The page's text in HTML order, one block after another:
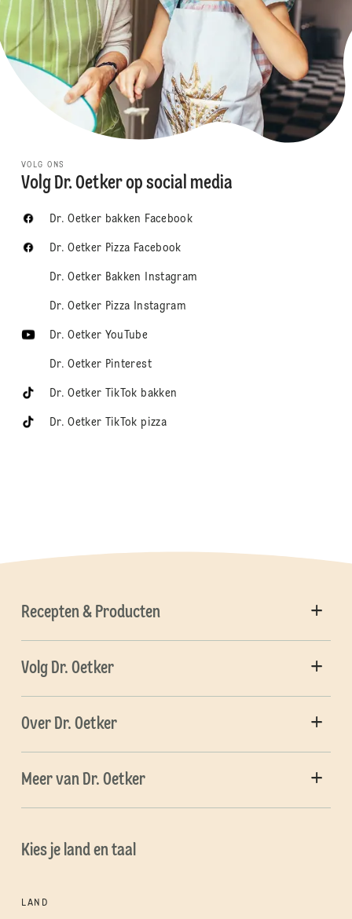
VOLG ONS
Volg Dr. Oetker op social media
Dr. Oetker bakken Facebook
Dr. Oetker Pizza Facebook
Dr. Oetker Bakken Instagram
Dr. Oetker Pizza Instagram
Dr. Oetker YouTube
Dr. Oetker Pinterest
Dr. Oetker TikTok bakken
Dr. Oetker TikTok pizza
Recepten & Producten
Volg Dr. Oetker
Over Dr. Oetker
Meer van Dr. Oetker
Kies je land en taal
LAND